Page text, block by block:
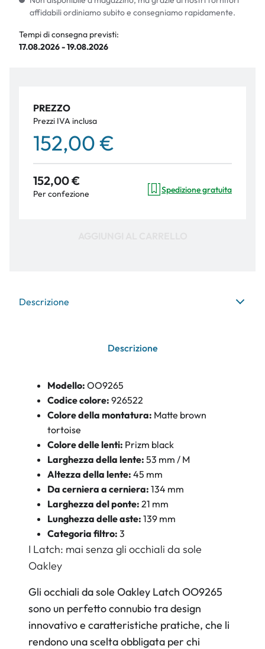
affidabili ordiniamo subito e consegniamo rapidamente.
Tempi di consegna previsti:
17.08.2026 - 19.08.2026
PREZZO
Prezzi IVA inclusa
152,00 €
152,00 €
Per confezione Spedizione gratuita
Descrizione
Descrizione
Modello: OO9265
Codice colore: 926522
Colore della montatura: Matte brown
tortoise
Colore delle lenti: Prizm black
Larghezza della lente: 53 mm / M
Altezza della lente: 45 mm
Da cerniera a cerniera: 134 mm
Larghezza del ponte: 21 mm
Lunghezza delle aste: 139 mm
Categoria filtro: 3
I Latch: mai senza gli occhiali da sole
Oakley
Gli occhiali da sole Oakley Latch OO9265
sono un perfetto connubio tra design
innovativo e caratteristiche pratiche, che li
rendono una scelta obbligata per chi